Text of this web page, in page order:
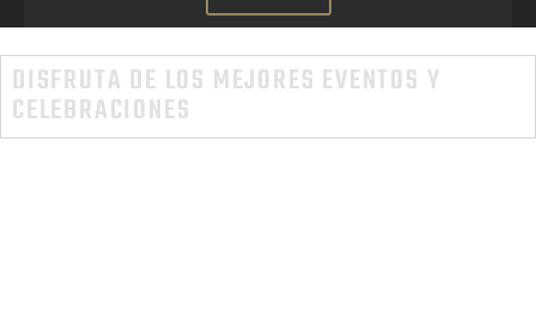
DISFRUTA DE LOS MEJORES EVENTOS Y
CELEBRACIONES